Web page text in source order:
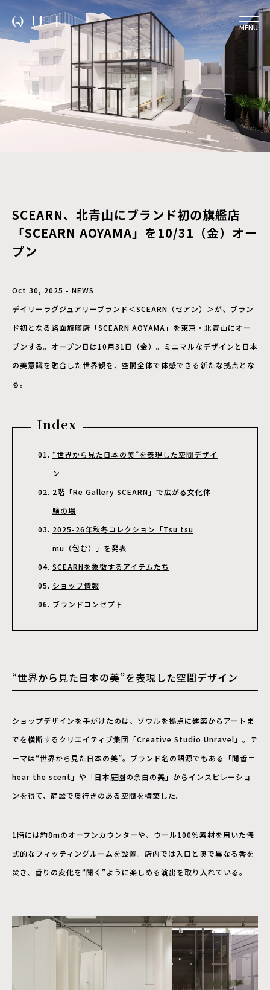
MENU
SCEARN、北青山にブランド初の旗艦店
「SCEARN AOYAMA」を10/31（金）オー
プン
Oct 30, 2025 - NEWS
デイリーラグジュアリーブランド＜SCEARN（セアン）＞が、ブラン
ド初となる路面旗艦店「SCEARN AOYAMA」を東京・北青山にオー
プンする。オープン日は10月31日（金）。ミニマルなデザインと日本
の美意識を融合した世界観を、空間全体で体感できる新たな拠点とな
る。
Index
“世界から見た日本の美”を表現した空間デザイ
ン
2階「Re Gallery SCEARN」で広がる文化体
験の場
2025-26年秋冬コレクション「Tsu tsu
mu（包む）」を発表
SCEARNを象徴するアイテムたち
ショップ情報
ブランドコンセプト
“世界から見た日本の美”を表現した空間デザイン
ショップデザインを手がけたのは、ソウルを拠点に建築からアートま
でを横断するクリエイティブ集団「Creative Studio Unravel」。テ
ーマは“世界から見た日本の美”。ブランド名の語源でもある「聞香＝
hear the scent」や「日本庭園の余白の美」からインスピレーショ
ンを得て、静謐で奥行きのある空間を構築した。
1階には約8mのオープンカウンターや、ウール100％素材を用いた儀
式的なフィッティングルームを設置。店内では入口と奥で異なる香を
焚き、香りの変化を“聞く”ように楽しめる演出を取り入れている。